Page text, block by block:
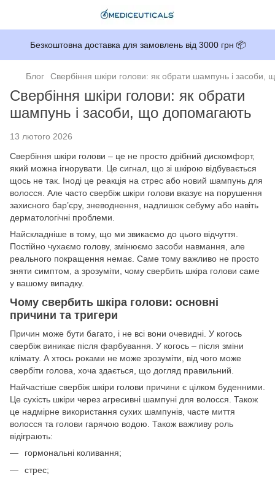
Безкоштовна доставка для замовлень від 3000 грн 📦
Блог Свербіння шкіри голови: як обрати шампунь і засоби,
Свербіння шкіри голови: як обрати
шампунь і засоби, що допомагають
13 лютого 2026
Свербіння шкіри голови – це не просто дрібний дискомфорт,
який можна ігнорувати. Це сигнал, що зі шкірою відбувається
щось не так. Іноді це реакція на стрес або новий шампунь для
волосся. Але часто свербіж шкіри голови вказує на порушення
захисного бар’єру, зневоднення, надлишок себуму або навіть
дерматологічні проблеми.
Найскладніше в тому, що ми звикаємо до цього відчуття.
Постійно чухаємо голову, змінюємо засоби навмання, але
реального покращення немає. Саме тому важливо не просто
зняти симптом, а зрозуміти, чому свербить шкіра голови саме
у вашому випадку.
Чому свербить шкіра голови: основні
причини та тригери
Причин може бути багато, і не всі вони очевидні. У когось
свербіж виникає після фарбування. У когось – після зміни
клімату. А хтось роками не може зрозуміти, від чого може
свербіти голова, хоча здається, що догляд правильний.
Найчастіше свербіж шкіри голови причини є цілком буденними.
Це сухість шкіри через агресивні шампуні для волосся. Також
це надмірне використання сухих шампунів, часте миття
волосся та голови гарячою водою. Також важливу роль
відіграють:
гормональні коливання;
стрес;